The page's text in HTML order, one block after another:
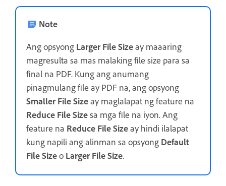
Note
Ang opsyong Larger File Sizeay maaaring
magresulta sa mas malaking file size para sa
final na PDF. Kung ang anumang
pinagmulang file ay PDF na, ang opsyong
Smaller File Sizeay maglalapat ng feature na
Reduce File Sizesa mga file na iyon. Ang
feature na Reduce File Sizeay hindi ilalapat
kung napili ang alinman sa opsyong Default
File Sizeo Larger File Size.